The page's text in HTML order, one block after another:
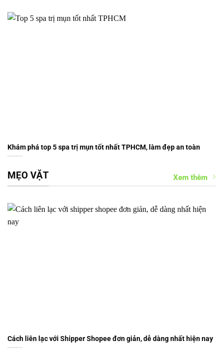
Khám phá top 5 spa trị mụn tốt nhất TPHCM, làm đẹp an toàn
MẸO VẶT Xem thêm
Cách liên lạc với Shipper Shopee đơn giản, dễ dàng nhất hiện nay